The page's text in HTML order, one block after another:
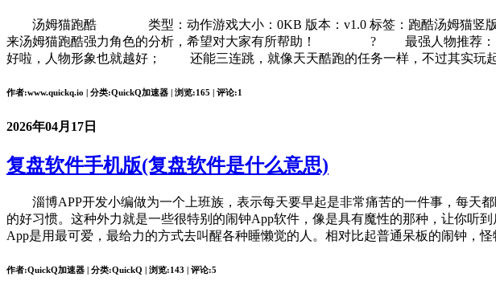
汤姆猫跑酷 类型：动作游戏大小：0KB 版本：v1.0 标签：跑酷汤姆猫竖
来汤姆猫跑酷强力角色的分析，希望对大家有所帮助！ ? 最强人物推荐：
好啦，人物形象也就越好； 还能三连跳，就像天天酷跑的任务一样，不过其实
作者:www.quickq.io | 分类:QuickQ加速器 | 浏览:165 | 评论:1
2026年04月17日
复盘软件手机版(复盘软件是什么意思)
淄博APP开发小编做为一个上班族，表示每天要早起是非常痛苦的一件事，每天
的好习惯。这种外力就是一些很特别的闹钟App软件，像是具有魔性的那种，让
App是用最可爱，最给力的方式去叫醒各种睡懒觉的人。相对比起普通呆板的闹钟，
作者:QuickQ加速器 | 分类:QuickQ | 浏览:143 | 评论:5